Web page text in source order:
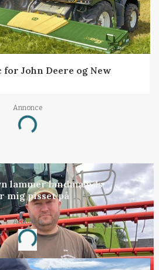
John Deere og New
Annonce
Loading...
lammer landmænds
mig pisset på
Annonce
Loading...